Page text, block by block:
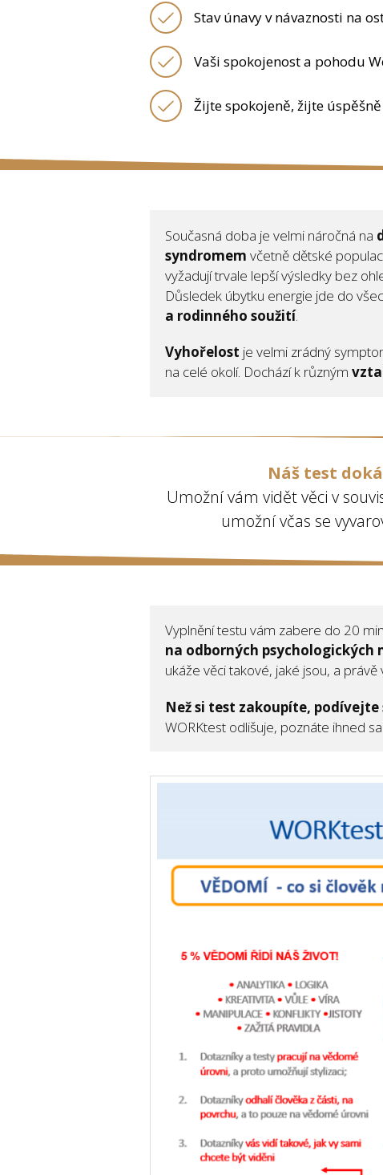
Stav únavy v návaznosti na
Vaši spokojenost a pohodu
Žijte spokojeně, žijte
Současná doba je velmi náročná na
syndromem včetně dětské
vyžadují trvale lepší výsledky bez
Důsledek úbytku energie jde do
a rodinného soužití.
Vyhořelost je velmi zrádný
na celé okolí. Dochází k různým
Náš test
Umožní vám vidět věci v
umožní včas se
Vyplnění testu vám zabere do 20
na odborných psychologických
ukáže věci takové, jaké jsou, a
Než si test zakoupíte, podívejte
WORKtest odlišuje, poznáte ihned